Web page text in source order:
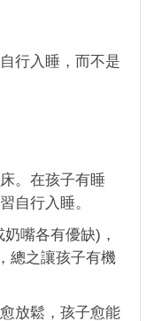
行入睡，而不是
。在孩子有睡
自行入睡。
嘴各有優缺)，
總之讓孩子有機
放鬆，孩子愈能